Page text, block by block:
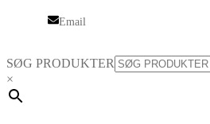
Email
SØG PRODUKTER
×